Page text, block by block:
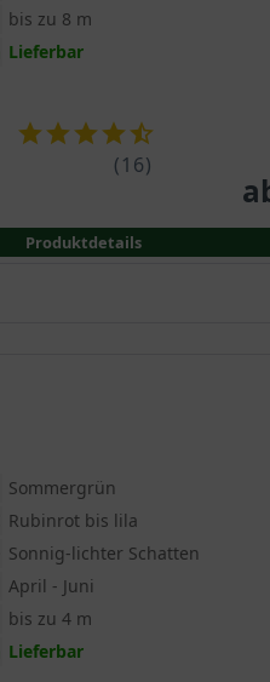
bis zu 8 m
Lieferbar
(16)
Produktdetails
Sommergrün
Rubinrot bis lila
Sonnig-lichter Schatten
April - Juni
bis zu 4 m
Lieferbar